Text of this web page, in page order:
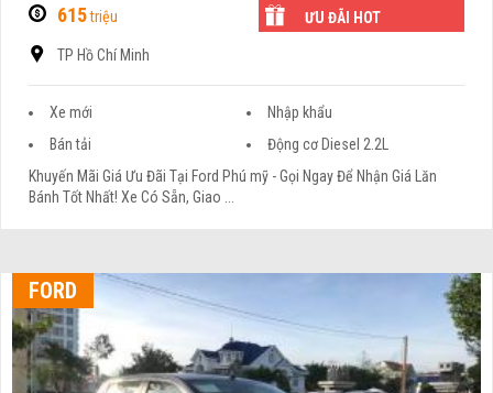
615triệu ƯU ĐÃI HOT
TP Hồ Chí Minh
Xe mới
Nhập khẩu
Bán tải
Động cơ Diesel 2.2L
Khuyến Mãi Giá Ưu Đãi Tại Ford Phú mỹ - Gọi Ngay Để Nhận Giá Lăn
Bánh Tốt Nhất! Xe Có Sẵn, Giao ...
FORD